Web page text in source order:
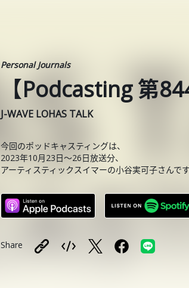
Personal Journals
【Podcasting 第
J-WAVE LOHAS TALK
今回のポッドキャスティングは、
2023年10月23日〜26日放送分、
アーティスティックスイマーの小谷実可子さんで
Share